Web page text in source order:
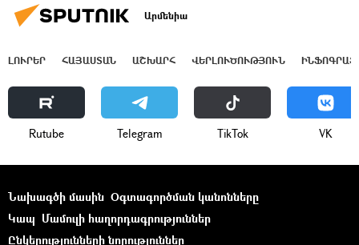
Արմենիա
ԼՈՒՐԵՐ ՀԱՅԱՍՏԱՆ ԱՇԽԱՐՀ ՎԵՐԼՈՒԾՈՒԹՅՈՒՆ
Rutube Telegram ТikТоk VK
Նախագծի մասին Օգտագործման կանոնները
Կապ Մամուլի հաղորդագրություններ
Ընկերությունների նորություններ